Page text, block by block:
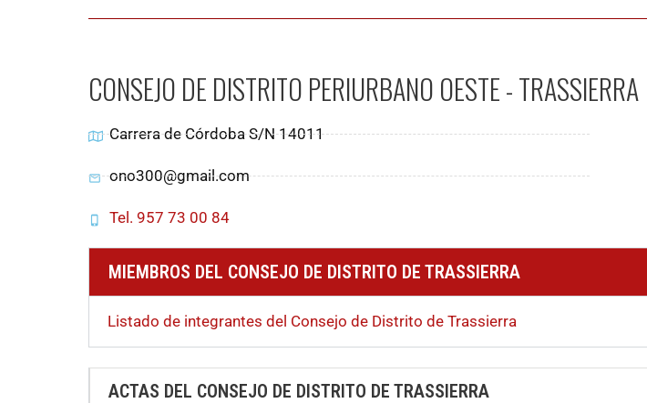
CONSEJO DE DISTRITO PERIURBANO OESTE - TRASSIERRA
Carrera de Córdoba S/N 14011
ono300@gmail.com
Tel. 957 73 00 84
MIEMBROS DEL CONSEJO DE DISTRITO DE TRASSIERRA
Listado de integrantes del Consejo de Distrito de Trassierra
ACTAS DEL CONSEJO DE DISTRITO DE TRASSIERRA